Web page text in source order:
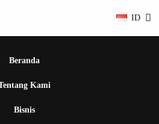
ID
Beranda
Kami
Bisnis